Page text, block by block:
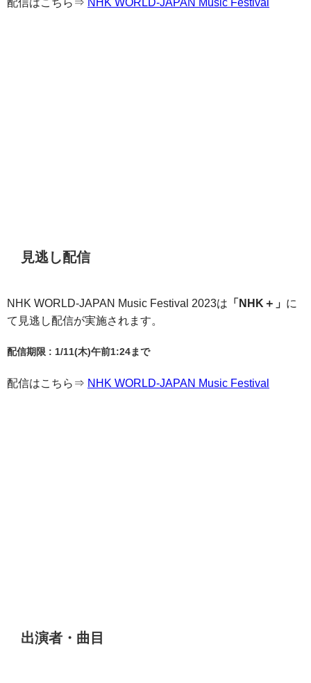
配信はこちら⇒ NHK WORLD-JAPAN Music Festival
見逃し配信
NHK WORLD-JAPAN Music Festival 2023は 「NHK＋」 に
て見逃し配信が実施されます。
配信期限 : 1/11(木)午前1:24まで
配信はこちら⇒ NHK WORLD-JAPAN Music Festival
出演者・曲目